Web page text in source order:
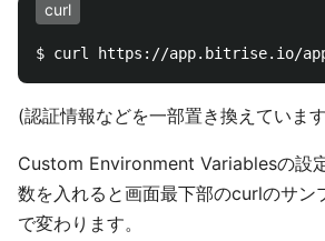
curl
(認証情報などを一部置き換えていま
Custom Environment Variablesの設
数を入れると画面最下部のcurlのサン
で変わります。